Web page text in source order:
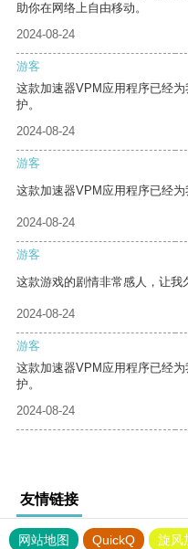
助你在网络上自由移动。
2024-08-24
游客
这款加速器VPM应用程序已经
护。
2024-08-24
游客
这款加速器VPM应用程序已经为
2024-08-24
游客
这款游戏的剧情非常感人，让我
2024-08-24
游客
这款加速器VPM应用程序已经
护。
2024-08-24
友情链接
网站地图 QuickQ 旋风